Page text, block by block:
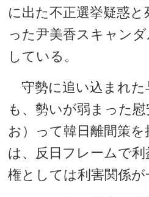
に出た不正選挙疑惑と
った尹美香スキャン
している。
守勢に追い込まれた
も、勢いが弱まった
お）って韓日離間策を
は、反日フレームで
権としては利害関係が